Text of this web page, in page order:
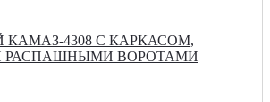
КАМАЗ-4308 С КАРКАСОМ,
РАСПАШНЫМИ ВОРОТАМИ